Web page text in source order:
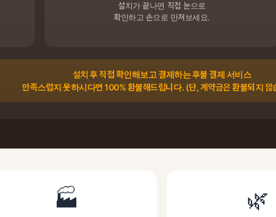
설치가 끝나면 직접 눈으로
확인하고 손으로 만져보세요.
설치 후 직접 확인해보고 결제하는 후불 결제 서비스
만족스럽지 못하시다면 100% 환불해드립니다. (단, 계약금은 환불되지 않
🏭 🌿